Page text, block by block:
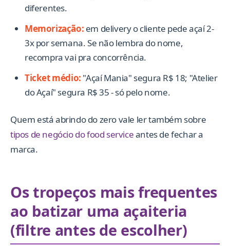
diferentes.
Memorização: em delivery o cliente pede açaí 2-
3x por semana. Se não lembra do nome,
recompra vai pra concorrência.
Ticket médio: "Açaí Mania" segura R$ 18; "Atelier
do Açaí" segura R$ 35 - só pelo nome.
Quem está abrindo do zero vale ler também sobre
tipos de negócio do food serviceantes de fechar a
marca.
Os tropeços mais frequentes
ao batizar uma açaiteria
(filtre antes de escolher)